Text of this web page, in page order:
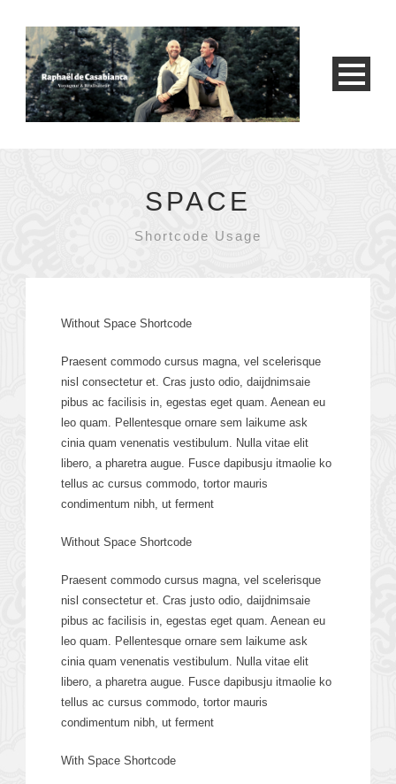
SPACE
Shortcode Usage
Without Space Shortcode
Praesent commodo cursus magna, vel scelerisque
nisl consectetur et. Cras justo odio, daijdnimsaie
pibus ac facilisis in, egestas eget quam. Aenean eu
leo quam. Pellentesque ornare sem laikume ask
cinia quam venenatis vestibulum. Nulla vitae elit
libero, a pharetra augue. Fusce dapibusju itmaolie ko
tellus ac cursus commodo, tortor mauris
condimentum nibh, ut ferment
Without Space Shortcode
Praesent commodo cursus magna, vel scelerisque
nisl consectetur et. Cras justo odio, daijdnimsaie
pibus ac facilisis in, egestas eget quam. Aenean eu
leo quam. Pellentesque ornare sem laikume ask
cinia quam venenatis vestibulum. Nulla vitae elit
libero, a pharetra augue. Fusce dapibusju itmaolie ko
tellus ac cursus commodo, tortor mauris
condimentum nibh, ut ferment
With Space Shortcode